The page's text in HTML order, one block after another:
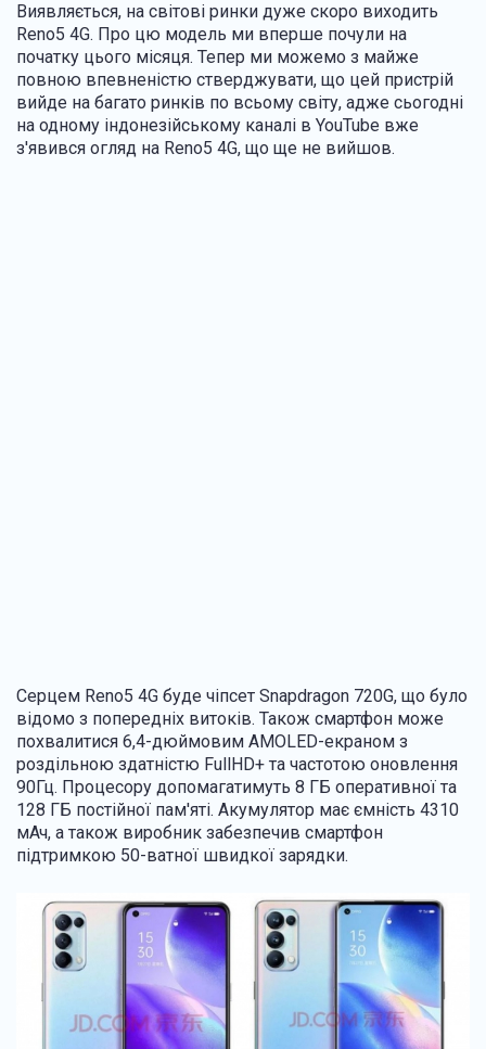
Виявляється, на світові ринки дуже скоро виходить
Reno5 4G. Про цю модель ми вперше почули на
початку цього місяця. Тепер ми можемо з майже
повною впевненістю стверджувати, що цей пристрій
вийде на багато ринків по всьому світу, адже сьогодні
на одному індонезійському каналі в YouTube вже
з'явився огляд на Reno5 4G, що ще не вийшов.
Серцем Reno5 4G буде чіпсет Snapdragon 720G, що було
відомо з попередніх витоків. Також смартфон може
похвалитися 6,4-дюймовим AMOLED-екраном з
роздільною здатністю FullHD+ та частотою оновлення
90Гц. Процесору допомагатимуть 8 ГБ оперативної та
128 ГБ постійної пам'яті. Акумулятор має ємність 4310
мАч, а також виробник забезпечив смартфон
підтримкою 50-ватної швидкої зарядки.